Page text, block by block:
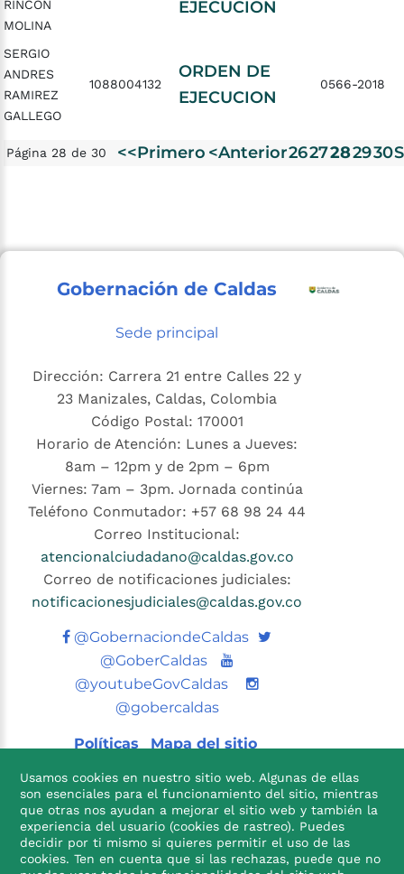
RINCON
MOLINA
EJECUCION
SERGIO
ANDRES
RAMIREZ
GALLEGO
1088004132
ORDEN DE
EJECUCION
0566-2018
Página 28 de 30 <<Primero <Anterior2627282930
Gobernación de Caldas
Sede principal
Dirección: Carrera 21 entre Calles 22 y
23 Manizales, Caldas, Colombia
Código Postal: 170001
Horario de Atención: Lunes a Jueves:
8am – 12pm y de 2pm – 6pm
Viernes: 7am – 3pm. Jornada continúa
Teléfono Conmutador: +57 68 98 24 44
Correo Institucional:
atencionalciudadano@caldas.gov.co
Correo de notificaciones judiciales:
notificacionesjudiciales@caldas.gov.co
@GobernaciondeCaldas Twitter
@GoberCaldas
Youtube
@youtubeGovCaldas
@gobercaldas
Políticas Mapa del sitio
Usamos cookies en nuestro sitio web. Algunas de ellas
son esenciales para el funcionamiento del sitio, mientras
que otras nos ayudan a mejorar el sitio web y también la
experiencia del usuario (cookies de rastreo). Puedes
decidir por ti mismo si quieres permitir el uso de las
cookies. Ten en cuenta que si las rechazas, puede que no